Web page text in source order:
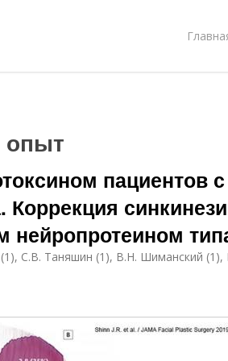
опыт
пациентов
Коррекция
нейропротеином
С.В. Таняшин (1), В.Н. Шиманский (1),